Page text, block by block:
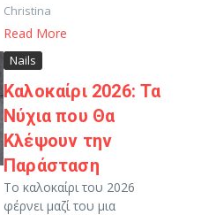
Christina
Read More
Nails
Καλοκαίρι 2026: Τα
Νύχια που Θα
Κλέψουν την
Παράσταση
Το καλοκαίρι του 2026
φέρνει μαζί του μια